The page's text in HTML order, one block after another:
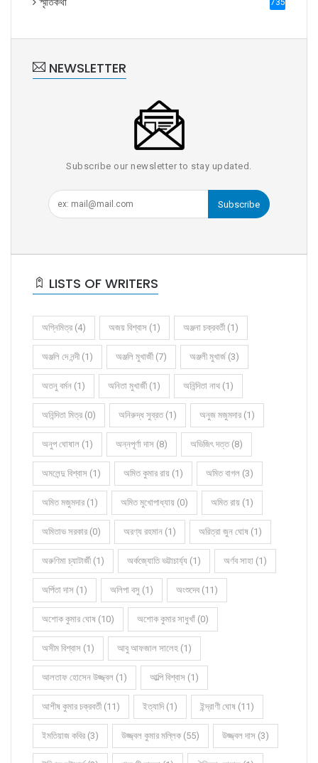
735
NEWSLETTER
Subscribe our newsletter to stay updated.
Subscribe
LISTS OF WRITERS
অগ্নিমিত্র (4) অজয় বিশ্বাস (1) অঞ্জনা চক্রবর্তী (1)
অঞ্জলি দে নন্দী (1) অঞ্জলি মুখার্জী (7) অঞ্জলী মুখার্জ (3)
অতনু বর্মন (1) অনিতা মুখার্জী (1) অনিন্দিতা নাথ (1)
অনিন্দিতা মিত্র (0) অনিরুদ্ধ সুব্রত (1) অনুজ মজুমদার (1)
অনুপ ঘোষাল (1) অন্নপূর্ণা দাস (8) অভিজিৎ দত্ত (8)
অমলেন্দু বিশ্বাস (1) অমিত কুমার রায় (1) অমিত বাগল (3)
অমিত মজুমদার (1) অমিত মুখোপাধ্যায় (0) অমিত রায় (1)
অমিতাভ সরকার (0) অরণ্য রহমান (1) অরিত্রা জুন ঘোষ (1)
অরুণিমা চ্যাটার্জী (1) অর্কজ্যোতি ভট্টাচার্য্য (1) অর্ণব সাহা (1)
অর্পিতা দাস (1) অলিপা বসু (1) অংশুদেব (11)
অশোক কুমার ঘোষ (10) অশোক কুমার সাধুখাঁ (0)
অসীম বিশ্বাস (1) আবু আফজাল সালেহ (1)
আলতাফ হোসেন উজ্জ্বল (1) আল্পি বিশ্বাস (1)
আশীষ কুমার চক্রবর্তী (11) ইত্যাদি (1) ইন্দ্রাণী ঘোষ (11)
ইমতিয়াজ কবির (3) উজ্জ্বল কুমার মল্লিক (55) উজ্জ্বল দাস (3)